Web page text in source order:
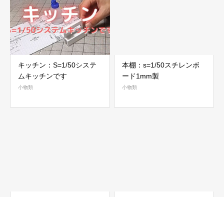
キッチン：S=1/50システ
ムキッチンです
小物類
本棚：s=1/50スチレンボ
ード1mm製
小物類